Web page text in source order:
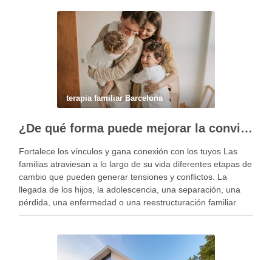
terapia familiar Barcelona
¿De qué forma puede mejorar la convivencia la terapia familiar?
Fortalece los vínculos y gana conexión con los tuyos Las
familias atraviesan a lo largo de su vida diferentes etapas de
cambio que pueden generar tensiones y conflictos. La
llegada de los hijos, la adolescencia, una separación, una
pérdida, una enfermedad o una reestructuración familiar
pueden alterar el equilibrio del …